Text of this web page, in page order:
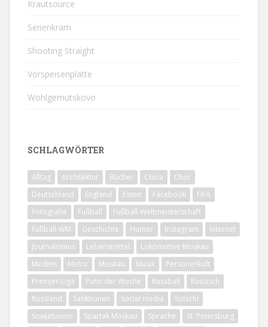
Krautsource
Serienkram
Shooting Straight
Vorspeisenplatte
Wohlgemutskovo
SCHLAGWÖRTER
Alltag Architektur Bücher China
Chor
Deutschland
England Essen Facebook
FIFA
Fotografie
Fußball
Fußball-Weltmeisterschaft
Fußball-WM
Geschichte Humor Instagram
Internet
Journalismus
Lebensmittel
Lokomotive Moskau
Medien
Metro Moskau Musik
Personenkult
Premjer-Liga
Putin der Woche Russball
Russisch
Russland
Sanktionen Social media
Sotschi
Sowjetunion
Spartak Moskau Sprache
St. Petersburg